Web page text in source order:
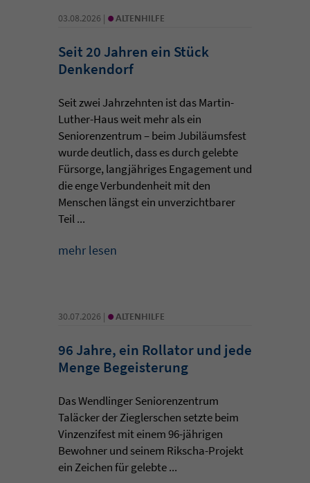
03.08.2026 | • ALTENHILFE
Seit 20 Jahren ein Stück
Denkendorf
Seit zwei Jahrzehnten ist das Martin-
Luther-Haus weit mehr als ein
Seniorenzentrum – beim Jubiläumsfest
wurde deutlich, dass es durch gelebte
Fürsorge, langjähriges Engagement und
die enge Verbundenheit mit den
Menschen längst ein unverzichtbarer
Teil ...
mehr lesen
30.07.2026 | • ALTENHILFE
96 Jahre, ein Rollator und jede
Menge Begeisterung
Das Wendlinger Seniorenzentrum
Taläcker der Zieglerschen setzte beim
Vinzenzifest mit einem 96-jährigen
Bewohner und seinem Rikscha-Projekt
ein Zeichen für gelebte ...